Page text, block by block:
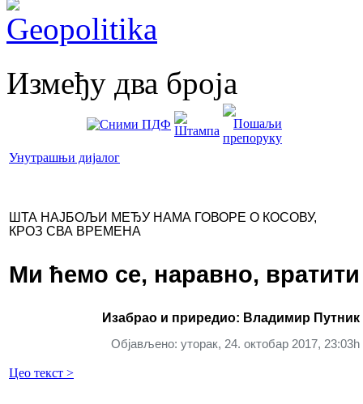
Између два броја
Унутрашњи дијалог
ШТА НАЈБОЉИ МЕЂУ НАМА ГОВОРЕ О КОСОВУ,
КРОЗ СВА ВРЕМЕНА
Ми ћемо се, наравно, вратити
Изабрао и приредио: Владимир Путник
Објављено: уторак, 24. октобар 2017, 23:03h
Цео текст >